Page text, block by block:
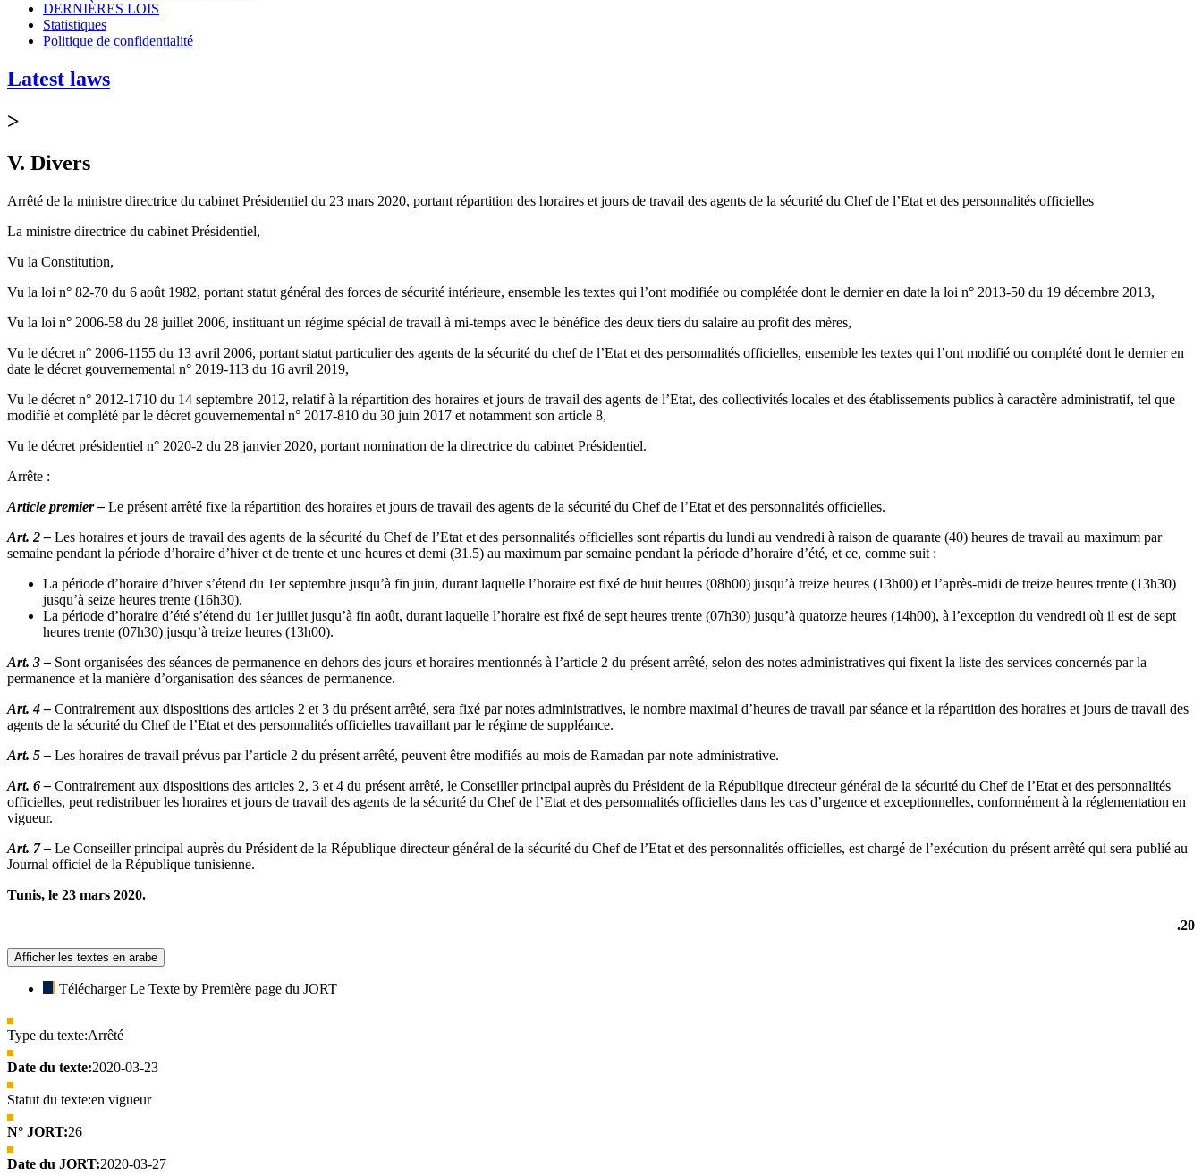
DERNIÈRES LOIS
Statistiques
Politique de confidentialité
Latest laws
>
V. Divers
Arrêté de la ministre directrice du cabinet Présidentiel du 23 mars 2020, portant répartition des horaires et jours de travail des agents de la sécurité du Chef de l’Etat et des personnalités officielles
La ministre directrice du cabinet Présidentiel,
Vu la Constitution,
Vu la loi n° 82-70 du 6 août 1982, portant statut général des forces de sécurité intérieure, ensemble les textes qui l’ont modifiée ou complétée dont le dernier en date la loi n° 2013-50 du 19 décembre 2013,
Vu la loi n° 2006-58 du 28 juillet 2006, instituant un régime spécial de travail à mi-temps avec le bénéfice des deux tiers du salaire au profit des mères,
Vu le décret n° 2006-1155 du 13 avril 2006, portant statut particulier des agents de la sécurité du chef de l’Etat et des personnalités officielles, ensemble les textes qui l’ont modifié ou complété dont le dernier en
date le décret gouvernemental n° 2019-113 du 16 avril 2019,
Vu le décret n° 2012-1710 du 14 septembre 2012, relatif à la répartition des horaires et jours de travail des agents de l’Etat, des collectivités locales et des établissements publics à caractère administratif, tel que
modifié et complété par le décret gouvernemental n° 2017-810 du 30 juin 2017 et notamment son article 8,
Vu le décret présidentiel n° 2020-2 du 28 janvier 2020, portant nomination de la directrice du cabinet Présidentiel.
Arrête :
Article premier – Le présent arrêté fixe la répartition des horaires et jours de travail des agents de la sécurité du Chef de l’Etat et des personnalités officielles.
Art. 2 – Les horaires et jours de travail des agents de la sécurité du Chef de l’Etat et des personnalités officielles sont répartis du lundi au vendredi à raison de quarante (40) heures de travail au maximum par
semaine pendant la période d’horaire d’hiver et de trente et une heures et demi (31.5) au maximum par semaine pendant la période d’horaire d’été, et ce, comme suit :
La période d’horaire d’hiver s’étend du 1er septembre jusqu’à fin juin, durant laquelle l’horaire est fixé de huit heures (08h00) jusqu’à treize heures (13h00) et l’après-midi de treize heures trente (13h30)
jusqu’à seize heures trente (16h30).
La période d’horaire d’été s’étend du 1er juillet jusqu’à fin août, durant laquelle l’horaire est fixé de sept heures trente (07h30) jusqu’à quatorze heures (14h00), à l’exception du vendredi où il est de sept
heures trente (07h30) jusqu’à treize heures (13h00).
Art. 3 – Sont organisées des séances de permanence en dehors des jours et horaires mentionnés à l’article 2 du présent arrêté, selon des notes administratives qui fixent la liste des services concernés par la
permanence et la manière d’organisation des séances de permanence.
Art. 4 – Contrairement aux dispositions des articles 2 et 3 du présent arrêté, sera fixé par notes administratives, le nombre maximal d’heures de travail par séance et la répartition des horaires et jours de travail des
agents de la sécurité du Chef de l’Etat et des personnalités officielles travaillant par le régime de suppléance.
Art. 5 – Les horaires de travail prévus par l’article 2 du présent arrêté, peuvent être modifiés au mois de Ramadan par note administrative.
Art. 6 – Contrairement aux dispositions des articles 2, 3 et 4 du présent arrêté, le Conseiller principal auprès du Président de la République directeur général de la sécurité du Chef de l’Etat et des personnalités
officielles, peut redistribuer les horaires et jours de travail des agents de la sécurité du Chef de l’Etat et des personnalités officielles dans les cas d’urgence et exceptionnelles, conformément à la réglementation en
vigueur.
Art. 7 – Le Conseiller principal auprès du Président de la République directeur général de la sécurité du Chef de l’Etat et des personnalités officielles, est chargé de l’exécution du présent arrêté qui sera publié au
Journal officiel de la République tunisienne.
Tunis, le 23 mars 2020.
20
.
Afficher les textes en arabe
Télécharger Le Texte by Première page du JORT
Type du texte:Arrêté
Date du texte:2020-03-23
Statut du texte:en vigueur
N° JORT:26
Date du JORT:2020-03-27